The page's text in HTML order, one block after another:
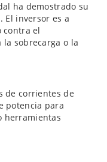
ha demostrado su
El inversor es a
contra el
sobrecarga o la
de corrientes de
potencia para
herramientas